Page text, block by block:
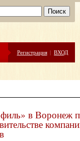
Регистрация | ВХОД
в Воронеж